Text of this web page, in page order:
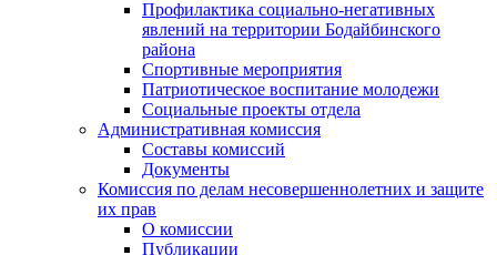
Профилактика социально-негативных
явлений на территории Бодайбинского
района
Спортивные мероприятия
Патриотическое воспитание молодежи
Социальные проекты отдела
Административная комиссия
Составы комиссий
Документы
Комиссия по делам несовершеннолетних и защите
их прав
О комиссии
Публикации